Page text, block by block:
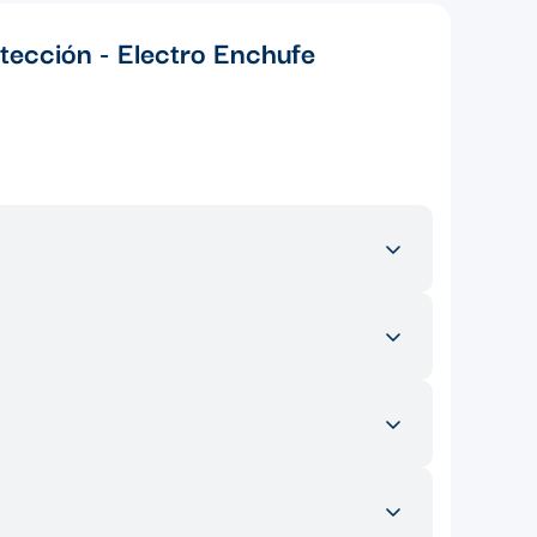
- Electro Enchufe